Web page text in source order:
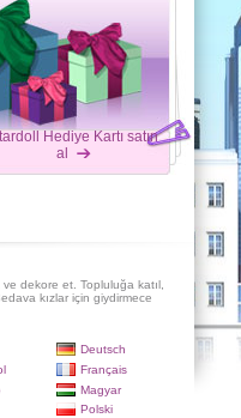
Hediye Kartı satın
al
dekore et. Topluluğa katıl,
kızlar için giydirmece
Deutsch
Français
Magyar
Polski